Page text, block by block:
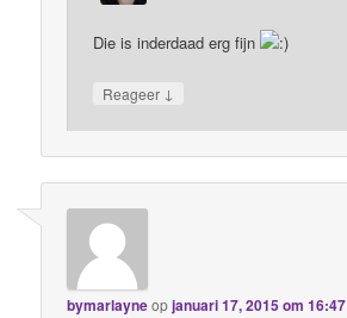
Die is inderdaad erg fijn
Reageer ↓
bymarlayneopjanuari 17, 2015 om 16:47